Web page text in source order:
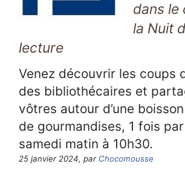
dans le
la Nuit
lecture
Venez découvrir les coups
des bibliothécaires et
vôtres autour d’une
de gourmandises, 1 fois
samedi matin à 10h30.
25 janvier 2024, par Chocomousse